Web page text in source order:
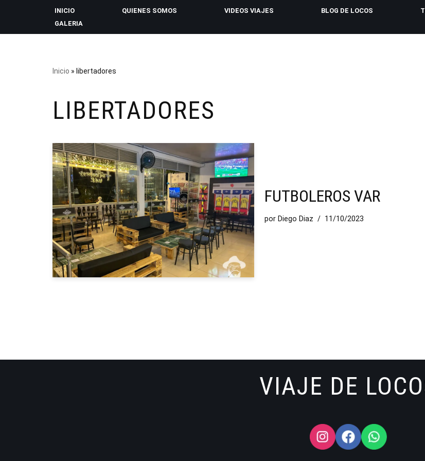
INICIO QUIENES SOMOS VIDEOS VIAJES BLOG DE LOCOS
GALERIA
Inicio » libertadores
LIBERTADORES
FUTBOLEROS VAR
por Diego Diaz 11/10/2023
VIAJE DE